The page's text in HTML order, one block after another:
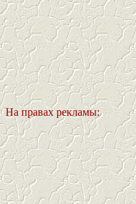
На правах рекламы: